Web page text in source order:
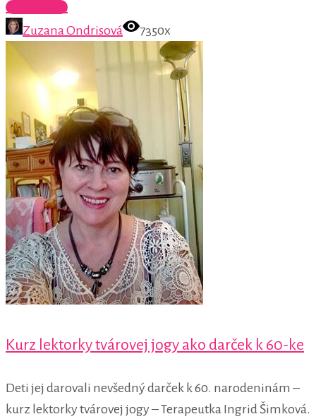
Celý článok
Zuzana Ondrisová
7350x
Kurz lektorky tvárovej jogy ako darček k 60-ke
Deti jej darovali nevšedný darček k 60. narodeninám –
kurz lektorky tvárovej jogy – Terapeutka Ingrid Šimková.